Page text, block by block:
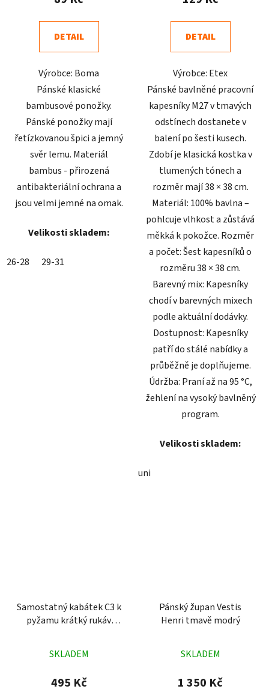
5,0
z
hvězdiček.
DETAIL
Výrobce: Boma
Pánské klasické
bambusové ponožky.
Pánské ponožky mají
řetízkovanou špici a jemný
svěr lemu. Materiál
bambus - přirozená
antibakteriální ochrana a
jsou velmi jemné na omak.
Velikosti skladem:
26-28 29-31
3,1
z
hvězdiček.
DETAIL
Výrobce: Etex
Pánské bavlněné pracovní
kapesníky M27 v tmavých
odstínech dostanete v
balení po šesti kusech.
Zdobí je klasická kostka v
tlumených tónech a
rozměr mají 38 × 38 cm.
Materiál: 100% bavlna –
pohlcuje vlhkost a zůstává
měkká k pokožce. Rozměr
a počet: Šest kapesníků o
rozměru 38 × 38 cm.
Barevný mix: Kapesníky
chodí v barevných mixech
podle aktuální dodávky.
Dostupnost: Kapesníky
patří do stálé nabídky a
průběžně je doplňujeme.
Údržba: Praní až na 95 °C,
žehlení na vysoký bavlněný
program.
Velikosti skladem:
uni
Samostatný kabátek C3 k
pyžamu krátký rukáv
hodnocení
produktu
SKLADEM
495 Kč
Pánský župan Vestis
Henri tmavě modrý
hodnocení
produktu
SKLADEM
1 350 Kč